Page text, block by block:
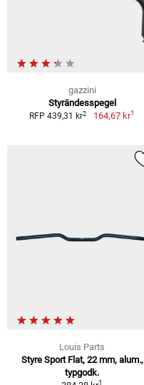
gazzini
Styrändesspegel
RFP 439,31 kr2 164,67 kr1
Louis Parts
Styre Sport Flat, 22 mm, alum.,
typgodk.
1